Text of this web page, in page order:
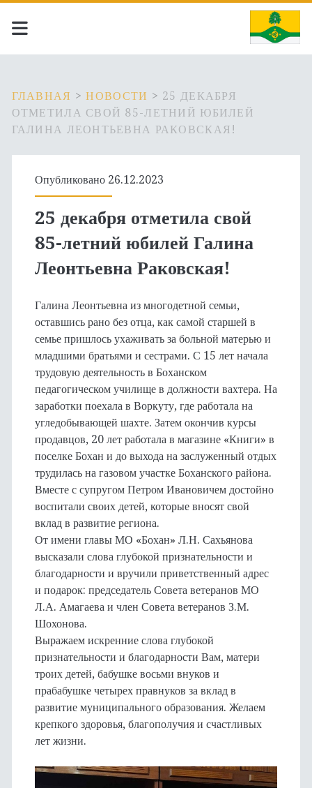
ГЛАВНАЯ >НОВОСТИ > 25 ДЕКАБРЯ
ОТМЕТИЛА СВОЙ 85-ЛЕТНИЙ ЮБИЛЕЙ
ГАЛИНА ЛЕОНТЬЕВНА РАКОВСКАЯ!
Опубликовано 26.12.2023
25 декабря отметила свой
85-летний юбилей Галина
Леонтьевна Раковская!
Галина Леонтьевна из многодетной семьи,
оставшись рано без отца, как самой старшей в
семье пришлось ухаживать за больной матерью и
младшими братьями и сестрами. С 15 лет начала
трудовую деятельность в Боханском
педагогическом училище в должности вахтера. На
заработки поехала в Воркуту, где работала на
угледобывающей шахте. Затем окончив курсы
продавцов, 20 лет работала в магазине «Книги» в
поселке Бохан и до выхода на заслуженный отдых
трудилась на газовом участке Боханского района.
Вместе с супругом Петром Ивановичем достойно
воспитали своих детей, которые вносят свой
вклад в развитие региона.
От имени главы МО «Бохан» Л.Н. Сахьянова
высказали слова глубокой признательности и
благодарности и вручили приветственный адрес
и подарок: председатель Совета ветеранов МО
Л.А. Амагаева и член Совета ветеранов З.М.
Шохонова.
Выражаем искренние слова глубокой
признательности и благодарности Вам, матери
троих детей, бабушке восьми внуков и
прабабушке четырех правнуков за вклад в
развитие муниципального образования. Желаем
крепкого здоровья, благополучия и счастливых
лет жизни.